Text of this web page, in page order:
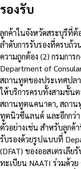
รองรับ
ลูกค้าในจังหวัดสระบุรีที่ต้
ลำดับการรับรองที่ครบถ้ว
ความถูกต้อง (2) กรมการ
Department of
สถานทูตของประเทศปล
ให้บริการครบทั้งสามขั้น
สถานทูตแคนาดา, สถาน
ทูตนิวซีแลนด์ และอีกกว่
ตัวอย่างเช่น สำหรับลูกค้า
รับรองด้วยรูปแบบที่
(DFAT) ของออสเตรเลี
ทะเบียน NAATI ร่วมด้ว